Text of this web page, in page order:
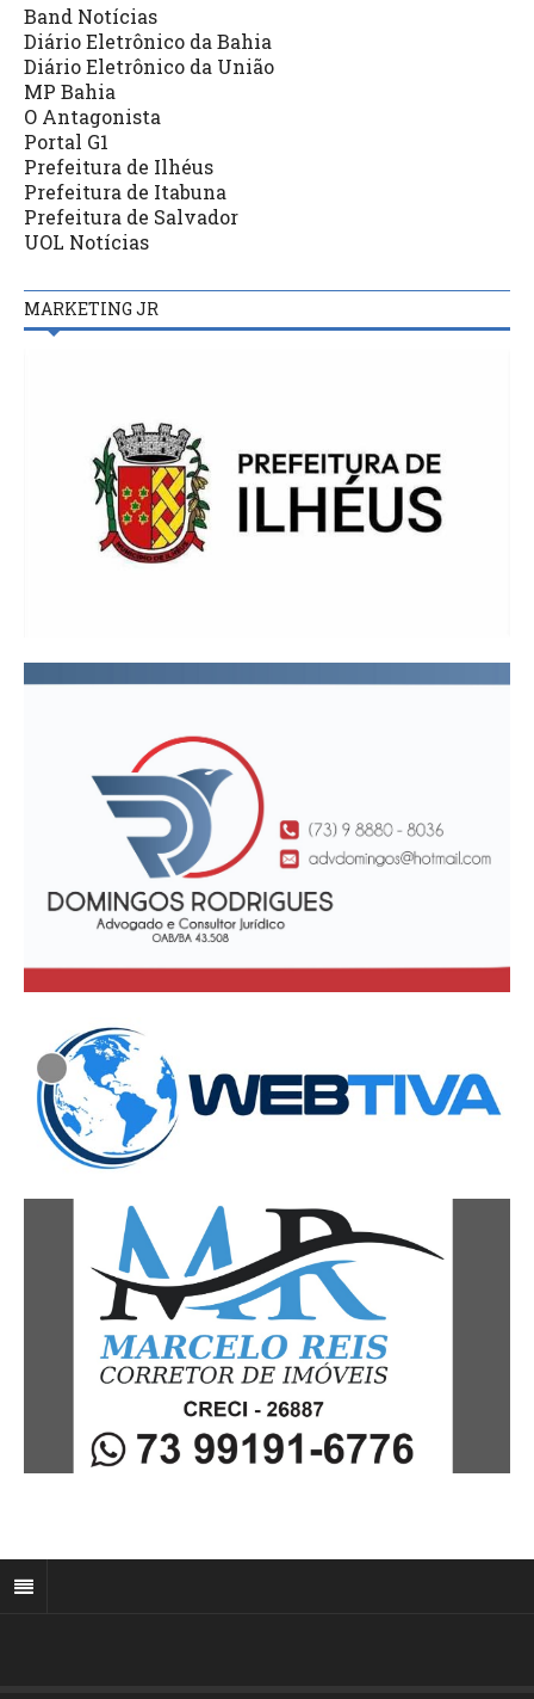
Band Notícias
Diário Eletrônico da Bahia
Diário Eletrônico da União
MP Bahia
O Antagonista
Portal G1
Prefeitura de Ilhéus
Prefeitura de Itabuna
Prefeitura de Salvador
UOL Notícias
MARKETING JR